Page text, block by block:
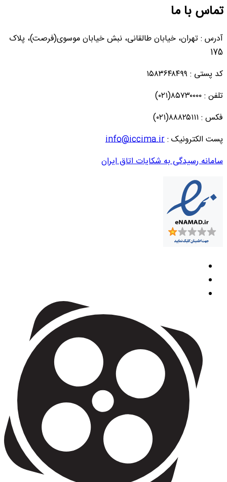
تماس با ما
آدرس : تهران، خیابان طالقانی، نبش خیابان موسوی(فرصت)، پلاک
175
کد پستی : ۱۵۸۳۶۴۸۴۹۹
تلفن : ۸۵۷۳۰۰۰۰(۰۲۱)
فکس : ۸۸۸۲۵۱۱۱(۰۲۱)
پست الکترونیک :info@iccima.ir
سامانه رسیدگی به شکایات اتاق ایران